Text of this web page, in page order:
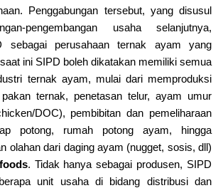
Penggabungan tersebut, yang disusul
pengembangan usaha selanjutnya,
sebagai perusahaan ternak ayam yang
ini SIPD boleh dikatakan memiliki semua
ternak ayam, mulai dari memproduksi
ternak, penetasan telur, ayam umur
DOC), pembibitan dan pemeliharaan
potong, rumah potong ayam, hingga
olahan dari daging ayam (nugget, sosis, dll)
. Tidak hanya sebagai produsen, SIPD
unit usaha di bidang distribusi dan